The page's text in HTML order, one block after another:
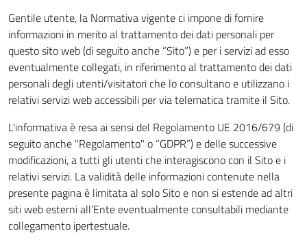
Gentile utente, la Normativa vigente ci impone di fornire
informazioni in merito al trattamento dei dati personali per
questo sito web (di seguito anche “Sito”) e per i servizi ad esso
eventualmente collegati, in riferimento al trattamento dei dati
personali degli utenti/visitatori che lo consultano e utilizzano i
relativi servizi web accessibili per via telematica tramite il Sito.
L'informativa è resa ai sensi del Regolamento UE 2016/679 (di
seguito anche "Regolamento" o “GDPR”) e delle successive
modificazioni, a tutti gli utenti che interagiscono con il Sito e i
relativi servizi. La validità delle informazioni contenute nella
presente pagina è limitata al solo Sito e non si estende ad altri
siti web esterni all’Ente eventualmente consultabili mediante
collegamento ipertestuale.